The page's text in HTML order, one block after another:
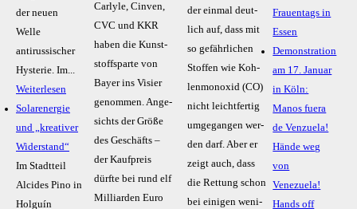
der neuen
Welle
antirussischer
Hysterie. Im...
Weiterlesen
Solarenergie
und „kreativer
Widerstand“
Im Stadtteil
Alcides Pino in
Holguín
Car­lyle, Cin­ven,
CVC und KKR
ha­ben die Kunst­
stoffspar­te von
Bay­er ins Vi­sier
ge­nom­men. An­ge­
sichts der Grö­ße
des Ge­schäfts –
der Kauf­preis
dürf­te bei rund elf
Mil­li­ar­den Eu­ro
der ein­mal deut­
lich auf, dass mit
so ge­fähr­li­chen
Stof­fen wie Koh­
len­mon­oxid (CO)
nicht leicht­fer­tig
um­ge­gan­gen wer­
den darf. Aber er
zeigt auch, dass
die Ret­tung schon
bei ei­ni­gen we­ni­
Frauentags in
Essen
Demonstration
am 17. Januar
in Köln:
Manos fuera
de Venzuela!
Hände weg
von
Venezuela!
Hands off